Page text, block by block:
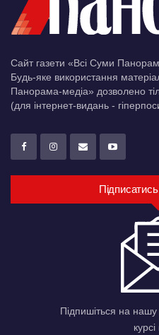
Сайт газети «Всі Суми
Будь-яке використання
Панорама-медіа» дозволено
(для інтернет-видань -
Підпишіться на